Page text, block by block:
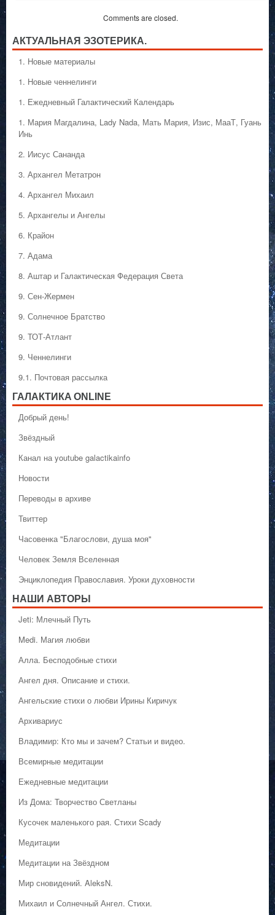
Comments are closed.
АКТУАЛЬНАЯ ЭЗОТЕРИКА.
1. Hовые материалы
1. Hовые ченнелинги
1. Ежедневный Галактический Календарь
1. Мария Магдалина, Lady Nada, Мать Мария, Изис, МааТ, Гуань
Инь
2. Иисус Сананда
3. Архангел Метатрон
4. Архангел Михаил
5. Архангелы и Ангелы
6. Крайон
7. Адама
8. Аштар и Галактическая Федерация Света
9. Сен-Жермен
9. Солнечное Братство
9. ТОТ-Атлант
9. Ченнелинги
9.1. Почтовая рассылка
ГАЛАКТИКA ONLINE
Добрый день!
Звёздный
Канал на youtube galactikainfo
Новости
Переводы в архиве
Твиттер
Часовенка "Благослови, душа моя"
Человек Земля Вселенная
Энциклопедия Православия. Уроки духовности
НАШИ АВТОРЫ
Jeti: Млечный Путь
Medi. Магия любви
Алла. Бесподобные стихи
Ангел дня. Описание и стихи.
Ангельские стихи о любви Ирины Киричук
Архивариус
Владимир: Кто мы и зачем? Статьи и видео.
Всемирные медитации
Ежедневные медитации
Из Дома: Творчество Светланы
Кусочек маленького рая. Стихи Scady
Медитации
Медитации на Звёздном
Мир сновидений. AleksN.
Михаил и Солнечный Ангел. Стихи.